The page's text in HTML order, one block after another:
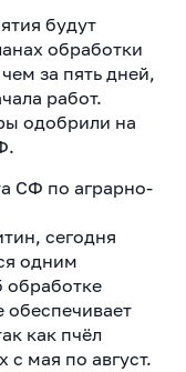
будут
обработки
за пять дней,
работ.
одобрили на
СФ по аграрно-
сегодня
одним
обработке
как пчёл
с мая по август.